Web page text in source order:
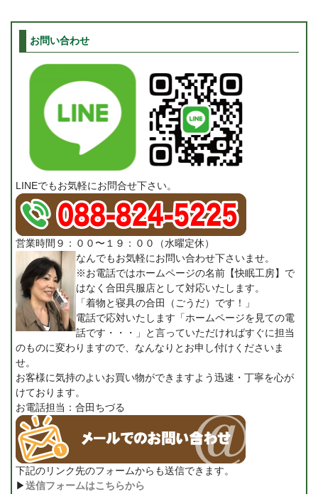
お問い合わせ
LINEでもお気軽にお問合せ下さい。
営業時間９：００〜１９：００（水曜定休）
なんでもお気軽にお問い合わせ下さいませ。
※お電話ではホームページの名前【快眠工房】で
はなく合田呉服店として対応いたします。
「着物と寝具の合田（ごうだ）です！」
電話で応対いたします「ホームページを見ての電
話です・・・」と言っていただければすぐに担当
のものに変わりますので、なんなりとお申し付けくださいま
せ。
お客様に気持のよいお買い物ができますよう迅速・丁寧を心が
けております。
お電話担当：合田ちづる
下記のリンク先のフォームからも送信できます。
▶送信フォームはこちらから